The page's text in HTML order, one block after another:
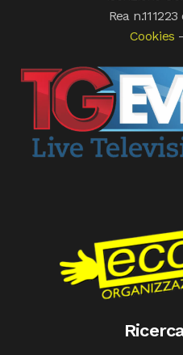
Rea
Cookies